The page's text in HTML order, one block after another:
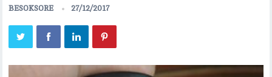
BESOKSORE 27/12/2017